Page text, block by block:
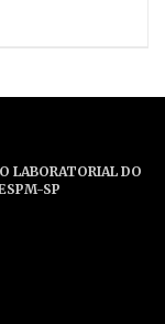
LABORATORIAL DO
SP